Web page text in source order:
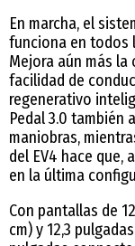
En marcha, el
funciona en todos
Mejora aún más
facilidad de
regenerativo
Pedal 3.0 también
maniobras,
del EV4 hace que,
en la última
Con pantallas de
cm) y 12,3